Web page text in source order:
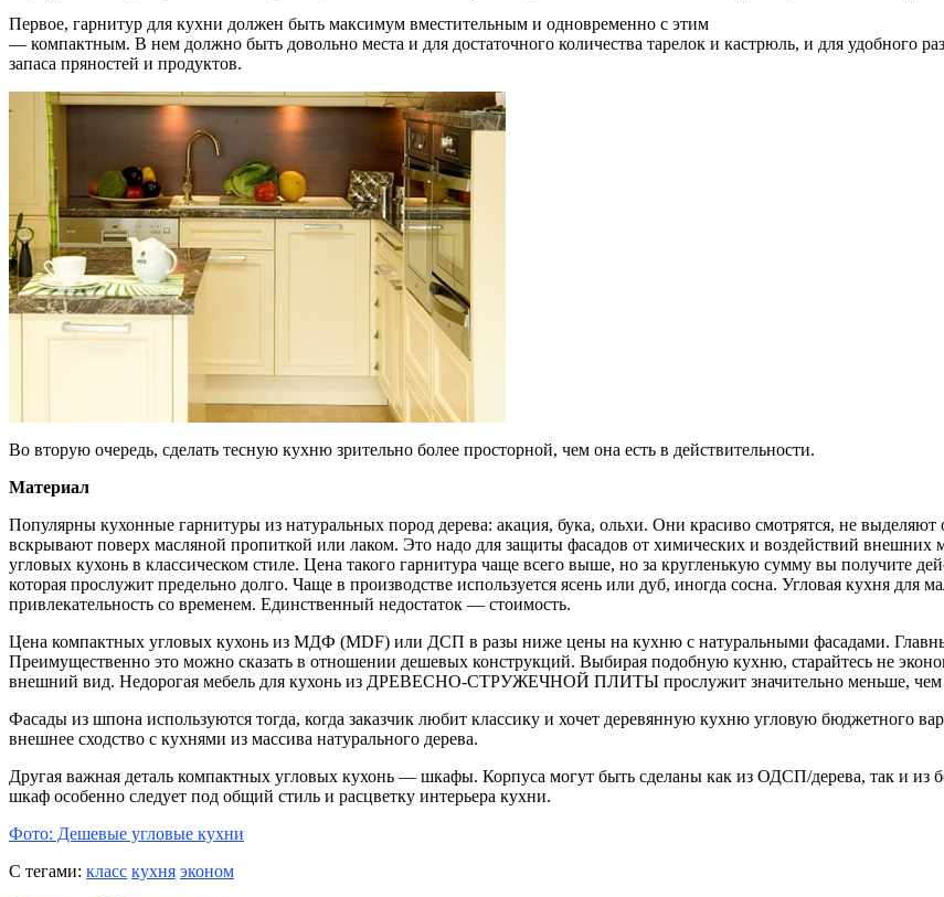
Первое, гарнитур для кухни должен быть максимум вместительным и одновременно с этим
— компактным. В нем должно быть довольно места и для достаточного количества тарелок и кастрюль, и для удобного
запаса пряностей и продуктов.
Во вторую очередь, сделать тесную кухню зрительно более просторной, чем она есть в действительности.
Материал
Популярны кухонные гарнитуры из натуральных пород дерева: акация, бука, ольхи. Они красиво смотрятся, не
вскрывают поверх масляной пропиткой или лаком. Это надо для защиты фасадов от химических и воздействий
угловых кухонь в классическом стиле. Цена такого гарнитура чаще всего выше, но за кругленькую сумму вы получите
которая прослужит предельно долго. Чаще в производстве используется ясень или дуб, иногда сосна. Угловая кухня для
привлекательность со временем. Единственный недостаток — стоимость.
Цена компактных угловых кухонь из МДФ (MDF) или ДСП в разы ниже цены на кухню с натуральными фасадами.
Преимущественно это можно сказать в отношении дешевых конструкций. Выбирая подобную кухню, старайтесь не
внешний вид. Недорогая мебель для кухонь из ДРЕВЕСНО-СТРУЖЕЧНОЙ ПЛИТЫ прослужит значительно меньше, чем
Фасады из шпона используются тогда, когда заказчик любит классику и хочет деревянную кухню угловую бюджетного
внешнее сходство с кухнями из массива натурального дерева.
Другая важная деталь компактных угловых кухонь — шкафы. Корпуса могут быть сделаны как из ОДСП/дерева, так и
шкаф особенно следует под общий стиль и расцветку интерьера кухни.
Фото: Дешевые угловые кухни
С тегами: класс кухня эконом